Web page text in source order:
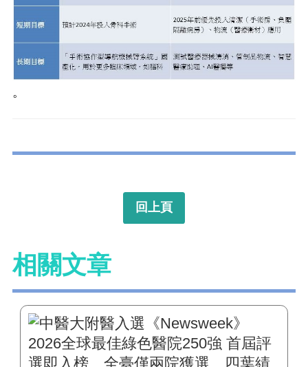
。
回上頁
相關文章